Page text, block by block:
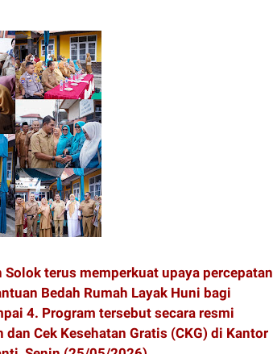
Solok terus memperkuat upaya percepatan
Bedah Rumah Layak Huni bagi
4. Program tersebut secara resmi
Cek Kesehatan Gratis (CKG) di Kantor